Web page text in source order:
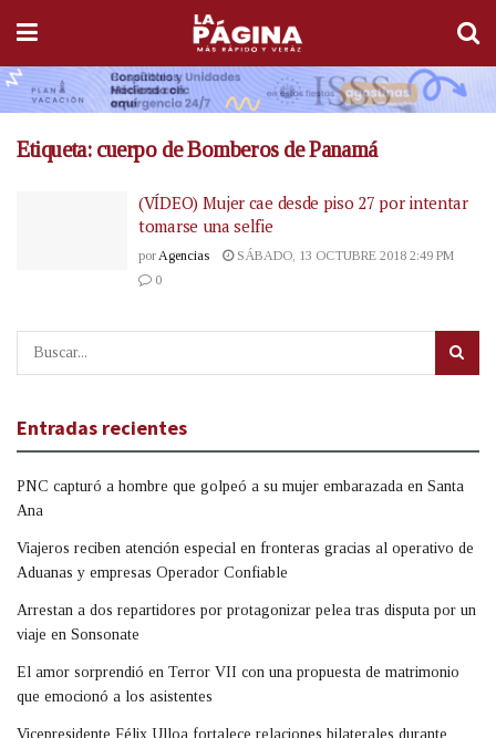
Etiqueta: cuerpo de Bomberos de Panamá
(VÍDEO) Mujer cae desde piso 27 por intentar
tomarse una selfie
por Agencias
SÁBADO, 13 OCTUBRE 2018 2:49 PM
0
Entradas recientes
PNC capturó a hombre que golpeó a su mujer embarazada en Santa
Ana
Viajeros reciben atención especial en fronteras gracias al operativo de
Aduanas y empresas Operador Confiable
Arrestan a dos repartidores por protagonizar pelea tras disputa por un
viaje en Sonsonate
El amor sorprendió en Terror VII con una propuesta de matrimonio
que emocionó a los asistentes
Vicepresidente Félix Ulloa fortalece relaciones bilaterales durante